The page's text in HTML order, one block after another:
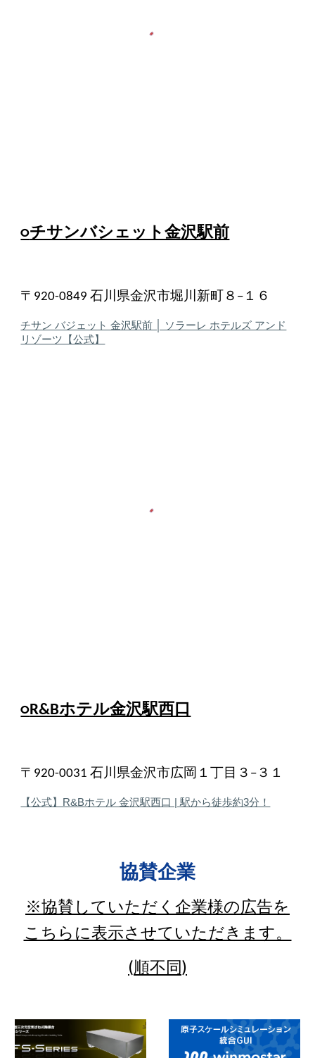
○チサンバシェット金沢駅前
〒920-0849 石川県金沢市堀川新町８−１６
チサン バジェット 金沢駅前 │ ソラーレ ホテルズ アンド
リゾーツ【公式】
○R&Bホテル金沢駅西口
〒920-0031 石川県金沢市広岡１丁目３−３１
【公式】R&Bホテル 金沢駅西口 | 駅から徒歩約3分！
協賛企業
※協賛していただく企業様の広告を
こちらに表示させていただきます。
(順不同)